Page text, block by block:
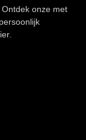
onze met